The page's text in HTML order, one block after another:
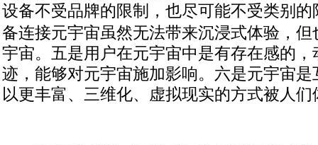
设备不受品牌的限制，也尽可能不受类别的
备连接元宇宙虽然无法带来沉浸式体验，
宇宙。五是用户在元宇宙中是有存在感的
迹，能够对元宇宙施加影响。六是元宇宙
以更丰富、三维化、虚拟现实的方式被人